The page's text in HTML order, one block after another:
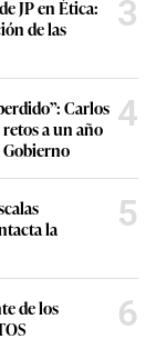
JP en Ética:
de las
3
Carlos
a un año
Gobierno
4
la
5
de los
6